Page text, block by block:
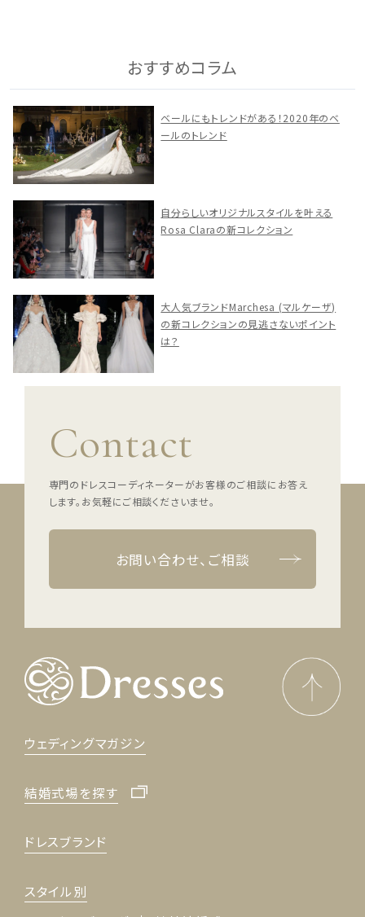
おすすめコラム
ベールにもトレンドがある！2020年のベ
ールのトレンド
自分らしいオリジナルスタイルを叶える
Rosa Claraの新コレクション
大人気ブランドMarchesa (マルケーザ)
の新コレクションの見逃さないポイント
は？
Contact
専門のドレスコーディネーターがお客様のご相談にお答え
します。 お気軽にご相談くださいませ。
お問い合わせ、ご相談
ウェディングマガジン
結婚式場を探す
ドレスブランド
スタイル別